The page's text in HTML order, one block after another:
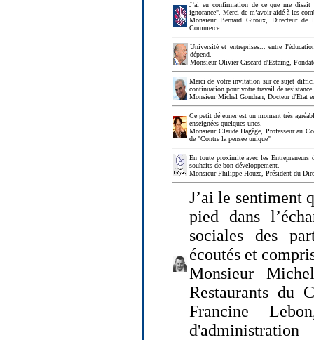
J’ai eu confirmation de ce que me disait
ignorance". Merci de m’avoir aidé à les
Monsieur Bernard Giroux, Directeur de
Commerce
Université et entreprises... entre
dépend.
Monsieur Olivier Giscard d'Estaing,
Merci de votre invitation sur ce sujet
continuation pour votre travail de
Monsieur Michel Gondran, Docteur d'Etat
Ce petit déjeuner est un moment très
enseignées quelques-unes.
Monsieur Claude Hagège, Professeur au
de "Contre la pensée unique"
En toute proximité avec les
souhaits de bon développement.
Monsieur Philippe Houze, Président du
J’ai le sentiment
pied dans
sociales des
écoutés et
Monsieur
Restaurants du
Francine
d'administration